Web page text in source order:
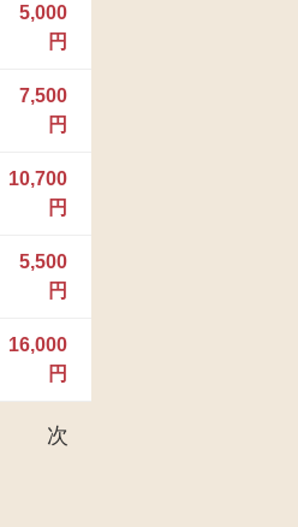
5,000
円
7,500
円
10,700
円
5,500
円
16,000
円
次